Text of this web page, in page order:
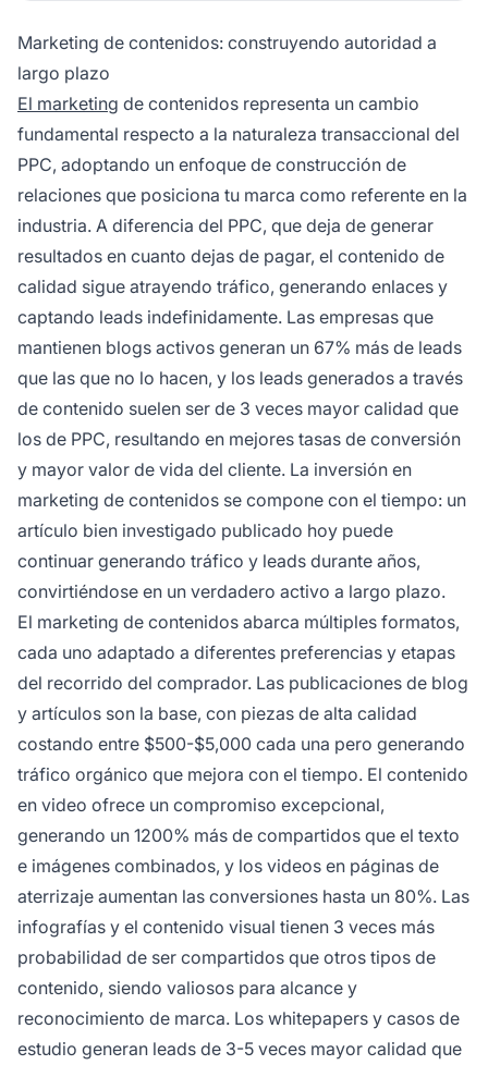
Marketing de contenidos: construyendo autoridad a
largo plazo
El marketing de contenidos representa un cambio
fundamental respecto a la naturaleza transaccional del
PPC, adoptando un enfoque de construcción de
relaciones que posiciona tu marca como referente en la
industria. A diferencia del PPC, que deja de generar
resultados en cuanto dejas de pagar, el contenido de
calidad sigue atrayendo tráfico, generando enlaces y
captando leads indefinidamente. Las empresas que
mantienen blogs activos generan un 67% más de leads
que las que no lo hacen, y los leads generados a través
de contenido suelen ser de 3 veces mayor calidad que
los de PPC, resultando en mejores tasas de conversión
y mayor valor de vida del cliente. La inversión en
marketing de contenidos se compone con el tiempo: un
artículo bien investigado publicado hoy puede
continuar generando tráfico y leads durante años,
convirtiéndose en un verdadero activo a largo plazo.
El marketing de contenidos abarca múltiples formatos,
cada uno adaptado a diferentes preferencias y etapas
del recorrido del comprador. Las publicaciones de blog
y artículos son la base, con piezas de alta calidad
costando entre $500-$5,000 cada una pero generando
tráfico orgánico que mejora con el tiempo. El contenido
en video ofrece un compromiso excepcional,
generando un 1200% más de compartidos que el texto
e imágenes combinados, y los videos en páginas de
aterrizaje aumentan las conversiones hasta un 80%. Las
infografías y el contenido visual tienen 3 veces más
probabilidad de ser compartidos que otros tipos de
contenido, siendo valiosos para alcance y
reconocimiento de marca. Los whitepapers y casos de
estudio generan leads de 3-5 veces mayor calidad que